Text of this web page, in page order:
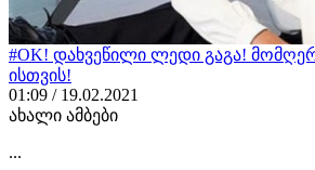
#OK! დახვეწილი ლედი გაგა!
ისთვის!
01:09 / 19.02.2021
ახალი ამბები
...